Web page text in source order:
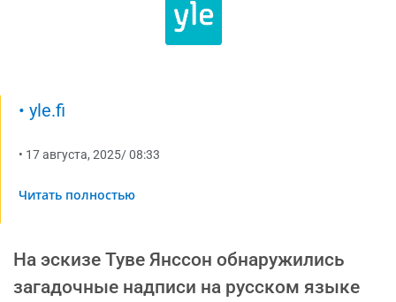
• yle.fi
• 17 августа, 2025/08:33
Читать полностью
На эскизе Туве Янссон обнаружились
загадочные надписи на русском языке